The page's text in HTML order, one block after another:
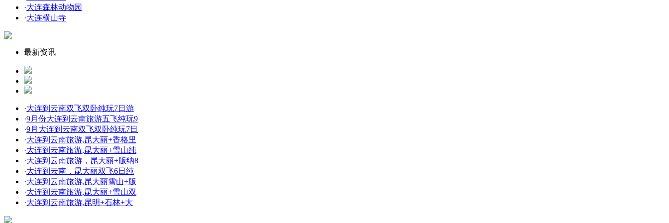
·大连森林动物园
·大连横山寺
最新资讯
·大连到云南双飞双卧纯玩7日游
·9月份大连到云南旅游五飞纯玩9
·9月大连到云南双飞双卧纯玩7日
·大连到云南旅游,昆大丽+香格里
·大连到云南旅游,昆大丽+雪山纯
·大连到云南旅游，昆大丽+版纳8
·大连到云南，昆大丽双飞6日纯
·大连到云南旅游,昆大丽雪山+版
·大连到云南旅游,昆大丽+雪山双
·大连到云南旅游,昆明+石林+大